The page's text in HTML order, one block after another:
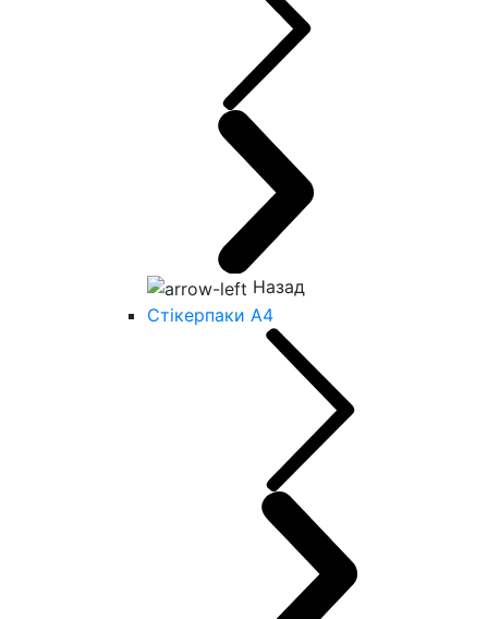
Назад
Стікерпаки А4